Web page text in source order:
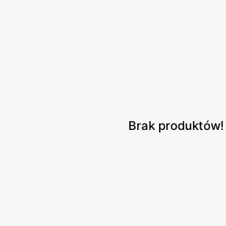
Brak produktów!